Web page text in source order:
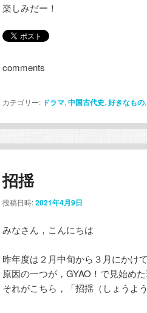
楽しみだー！
comments
カテゴリー: ドラマ, 中国古代史, 好きなもの,
招揺
投稿日時:2021年4月9日
みなさん，こんにちは
昨年度は２月中旬から３月にかけ
原因の一つが，GYAO！で見始めた
それがこちら，「招揺（しょうよう